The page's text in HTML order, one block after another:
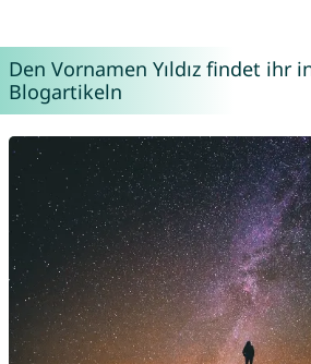
Den Vornamen Yıldız findet ihr
Blogartikeln